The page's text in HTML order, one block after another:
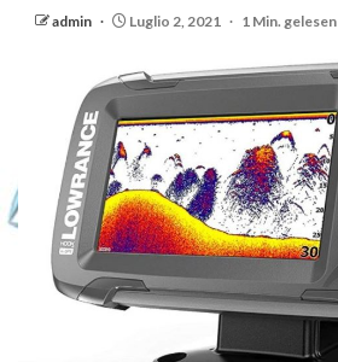
admin Luglio 2, 2021 1 Min. gelesen